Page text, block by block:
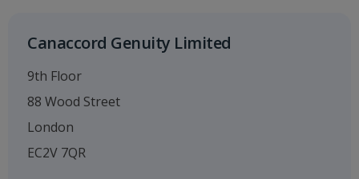
Canaccord Genuity Limited
9th Floor
88 Wood Street
London
EC2V 7QR